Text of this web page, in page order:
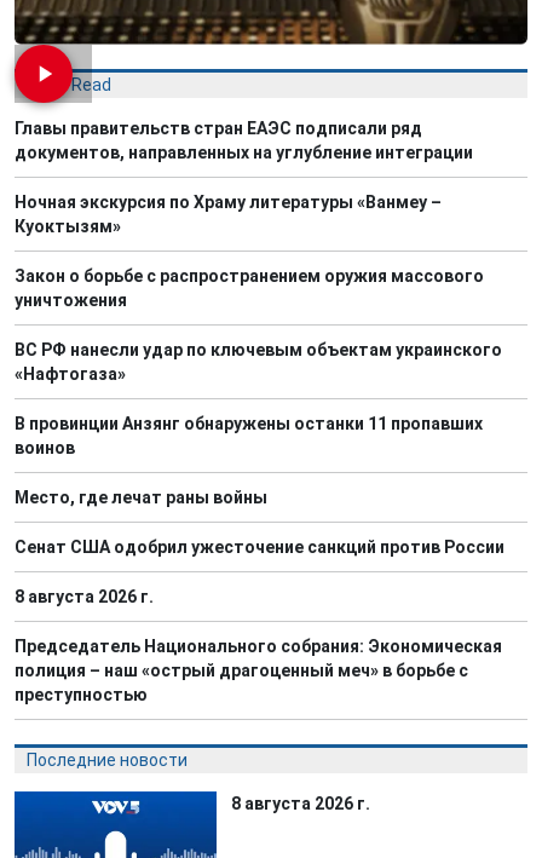
Most Read
Главы правительств стран ЕАЭС подписали ряд
документов, направленных на углубление интеграции
Ночная экскурсия по Храму литературы «Ванмеу –
Куоктызям»
Закон о борьбе с распространением оружия массового
уничтожения
ВС РФ нанесли удар по ключевым объектам украинского
«Нафтогаза»
В провинции Анзянг обнаружены останки 11 пропавших
воинов
Место, где лечат раны войны
Сенат США одобрил ужесточение санкций против России
8 августа 2026 г.
Председатель Национального собрания: Экономическая
полиция – наш «острый драгоценный меч» в борьбе с
преступностью
Последние новости
8 августа 2026 г.